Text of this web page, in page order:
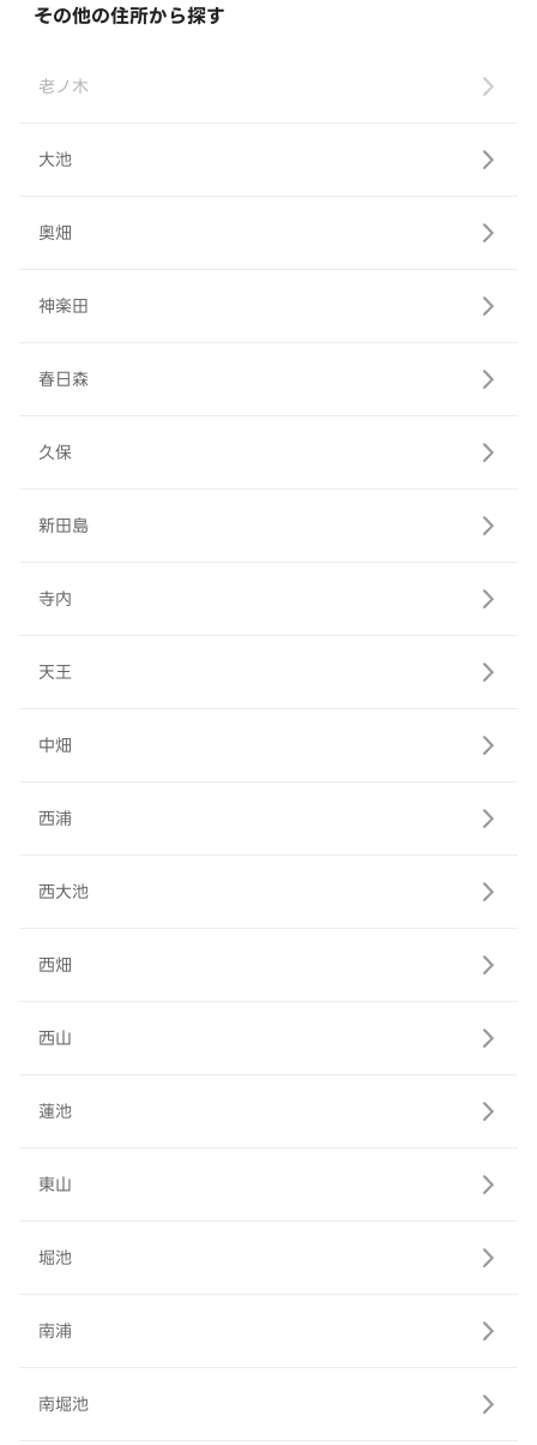
その他の住所から探す
老ノ木
大池
奥畑
神楽田
春日森
久保
新田島
寺内
天王
中畑
西浦
西大池
西畑
西山
蓮池
東山
堀池
南浦
南堀池